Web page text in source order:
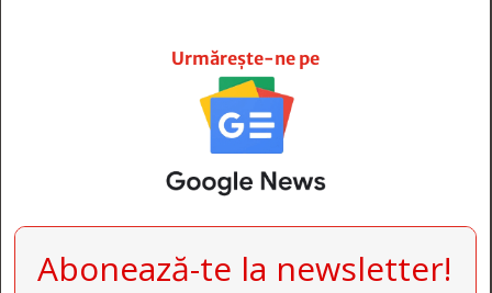
Urmărește-ne pe
Abonează-te la newsletter!